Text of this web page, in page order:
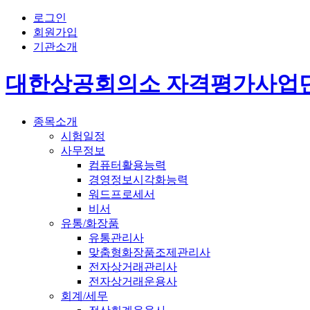
로그인
회원가입
기관소개
대한상공회의소 자격평가사업
종목소개
시험일정
사무정보
컴퓨터활용능력
경영정보시각화능력
워드프로세서
비서
유통/화장품
유통관리사
맞춤형화장품조제관리사
전자상거래관리사
전자상거래운용사
회계/세무